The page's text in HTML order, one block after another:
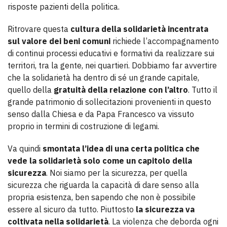
risposte pazienti della politica.
Ritrovare questa cultura della solidarietà incentrata
sul valore dei beni comuni richiede l’accompagnamento
di continui processi educativi e formativi da realizzare sui
territori, tra la gente, nei quartieri. Dobbiamo far avvertire
che la solidarietà ha dentro di sé un grande capitale,
quello della gratuità della relazione con l’altro. Tutto il
grande patrimonio di sollecitazioni provenienti in questo
senso dalla Chiesa e da Papa Francesco va vissuto
proprio in termini di costruzione di legami.
Va quindi smontata l’idea di una certa politica che
vede la solidarietà solo come un capitolo della
sicurezza. Noi siamo per la sicurezza, per quella
sicurezza che riguarda la capacità di dare senso alla
propria esistenza, ben sapendo che non è possibile
essere al sicuro da tutto. Piuttosto la sicurezza va
coltivata nella solidarietà. La violenza che deborda ogni